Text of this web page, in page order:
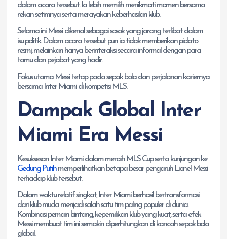
dalam acara tersebut. Ia lebih memilih menikmati momen bersama
rekan setimnya serta merayakan keberhasilan klub.
Selama ini Messi dikenal sebagai sosok yang jarang terlibat dalam
isu politik. Dalam acara tersebut pun ia tidak memberikan pidato
resmi, melainkan hanya berinteraksi secara informal dengan para
tamu dan pejabat yang hadir.
Fokus utama Messi tetap pada sepak bola dan perjalanan kariernya
bersama Inter Miami di kompetisi MLS.
Dampak Global Inter
Miami Era Messi
Kesuksesan Inter Miami dalam meraih MLS Cup serta kunjungan ke
Gedung Putihmemperlihatkan betapa besar pengaruh Lionel Messi
terhadap klub tersebut.
Dalam waktu relatif singkat, Inter Miami berhasil bertransformasi
dari klub muda menjadi salah satu tim paling populer di dunia.
Kombinasi pemain bintang, kepemilikan klub yang kuat, serta efek
Messi membuat tim ini semakin diperhitungkan di kancah sepak bola
global.